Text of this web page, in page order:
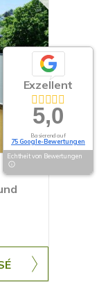
Exzellent
5,0
Basierend auf
75 Google-Bewertungen
Echtheit von Bewertungen